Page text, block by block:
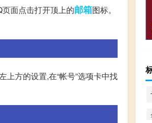
面点击打开顶上的邮箱图标。
上方的设置,在“帐号”选项卡中找